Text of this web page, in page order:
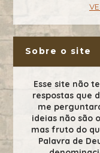
Sobre o site
Esse site não
respostas que
me
ideias não são
mas fruto do
Palavra de